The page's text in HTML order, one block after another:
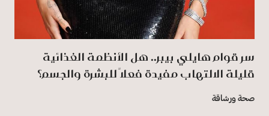
سر قوام هايلي بيبر.. هل الأنظمة الغذائية
قليلة الالتهاب مفيدة فعلًا للبشرة والجسم؟
صحة ورشاقة